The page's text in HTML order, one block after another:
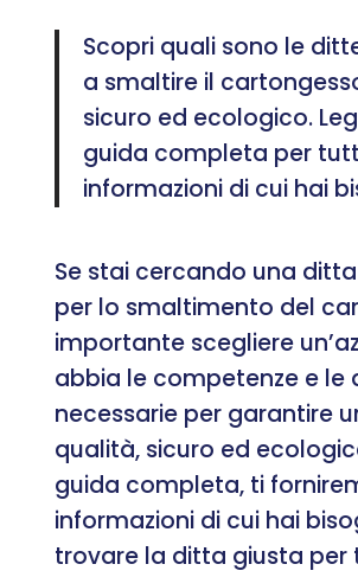
Scopri quali sono le
a smaltire il
sicuro ed ecologico.
guida completa per
informazioni di cui hai
Se stai cercando una
per lo smaltimento del
importante scegliere
abbia le competenze e le
necessarie per garantire
qualità, sicuro ed
guida completa, ti
informazioni di cui hai
trovare la ditta giusta per